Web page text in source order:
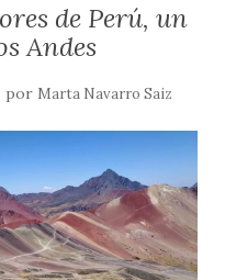
de Perú, un
Andes
por Marta Navarro Saiz